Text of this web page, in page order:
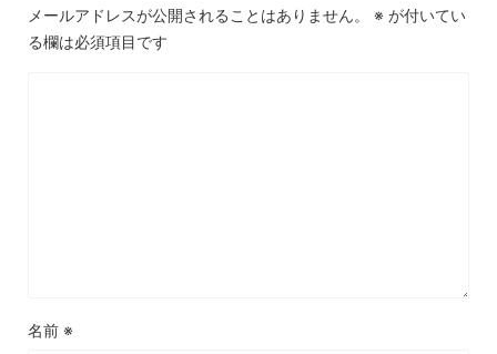
メールアドレスが公開されることはありません。 ※ が付いてい
る欄は必須項目です
名前 ※